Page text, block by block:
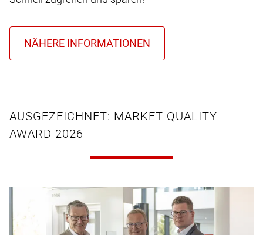
AUSGEZEICHNET: MARKET QUALITY
AWARD 2026